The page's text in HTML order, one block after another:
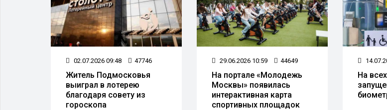
02.07.2026 09:48 47746
Житель Подмосковья
выиграл в лотерею
благодаря совету из
гороскопа
29.06.2026 10:59 44649
На портале «Молодежь
Москвы» появилась
интерактивная карта
спортивных площадок
На